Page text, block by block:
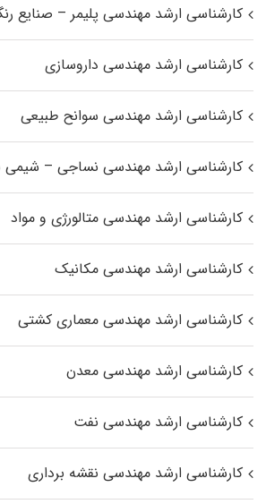
کارشناسی ارشد مهندسی پلیمر – صنایع
کارشناسی ارشد مهندسی داروسازی
کارشناسی ارشد مهندسی سوانح طبیعی
کارشناسی ارشد مهندسی نساجی – شیمی
کارشناسی ارشد مهندسی متالورژی و مواد
کارشناسی ارشد مهندسی مکانیک
کارشناسی ارشد مهندسی معماری کشتی
کارشناسی ارشد مهندسی معدن
کارشناسی ارشد مهندسی نفت
کارشناسی ارشد مهندسی نقشه برداری